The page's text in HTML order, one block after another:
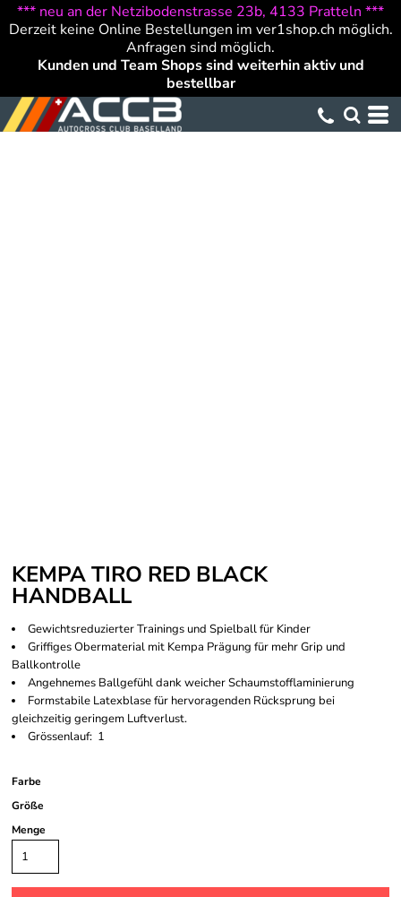
*** neu an der Netzibodenstrasse 23b, 4133 Pratteln ***
Derzeit keine Online Bestellungen im ver1shop.ch möglich.
Anfragen sind möglich.
Kunden und Team Shops sind weiterhin aktiv und
bestellbar
KEMPA TIRO RED BLACK
HANDBALL
Gewichtsreduzierter Trainings und Spielball für Kinder
Griffiges Obermaterial mit Kempa Prägung für mehr Grip und
Ballkontrolle
Angehnemes Ballgefühl dank weicher Schaumstofflaminierung
Formstabile Latexblase für hervoragenden Rücksprung bei
gleichzeitig geringem Luftverlust.
Grössenlauf: 1
Farbe
Größe
Menge